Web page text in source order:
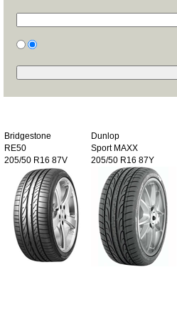
Bridgestone
RE50
205/50 R16 87V
Dunlop
Sport MAXX
205/50 R16 87Y